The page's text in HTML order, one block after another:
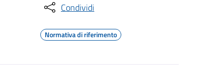
Condividi
Normativa di riferimento